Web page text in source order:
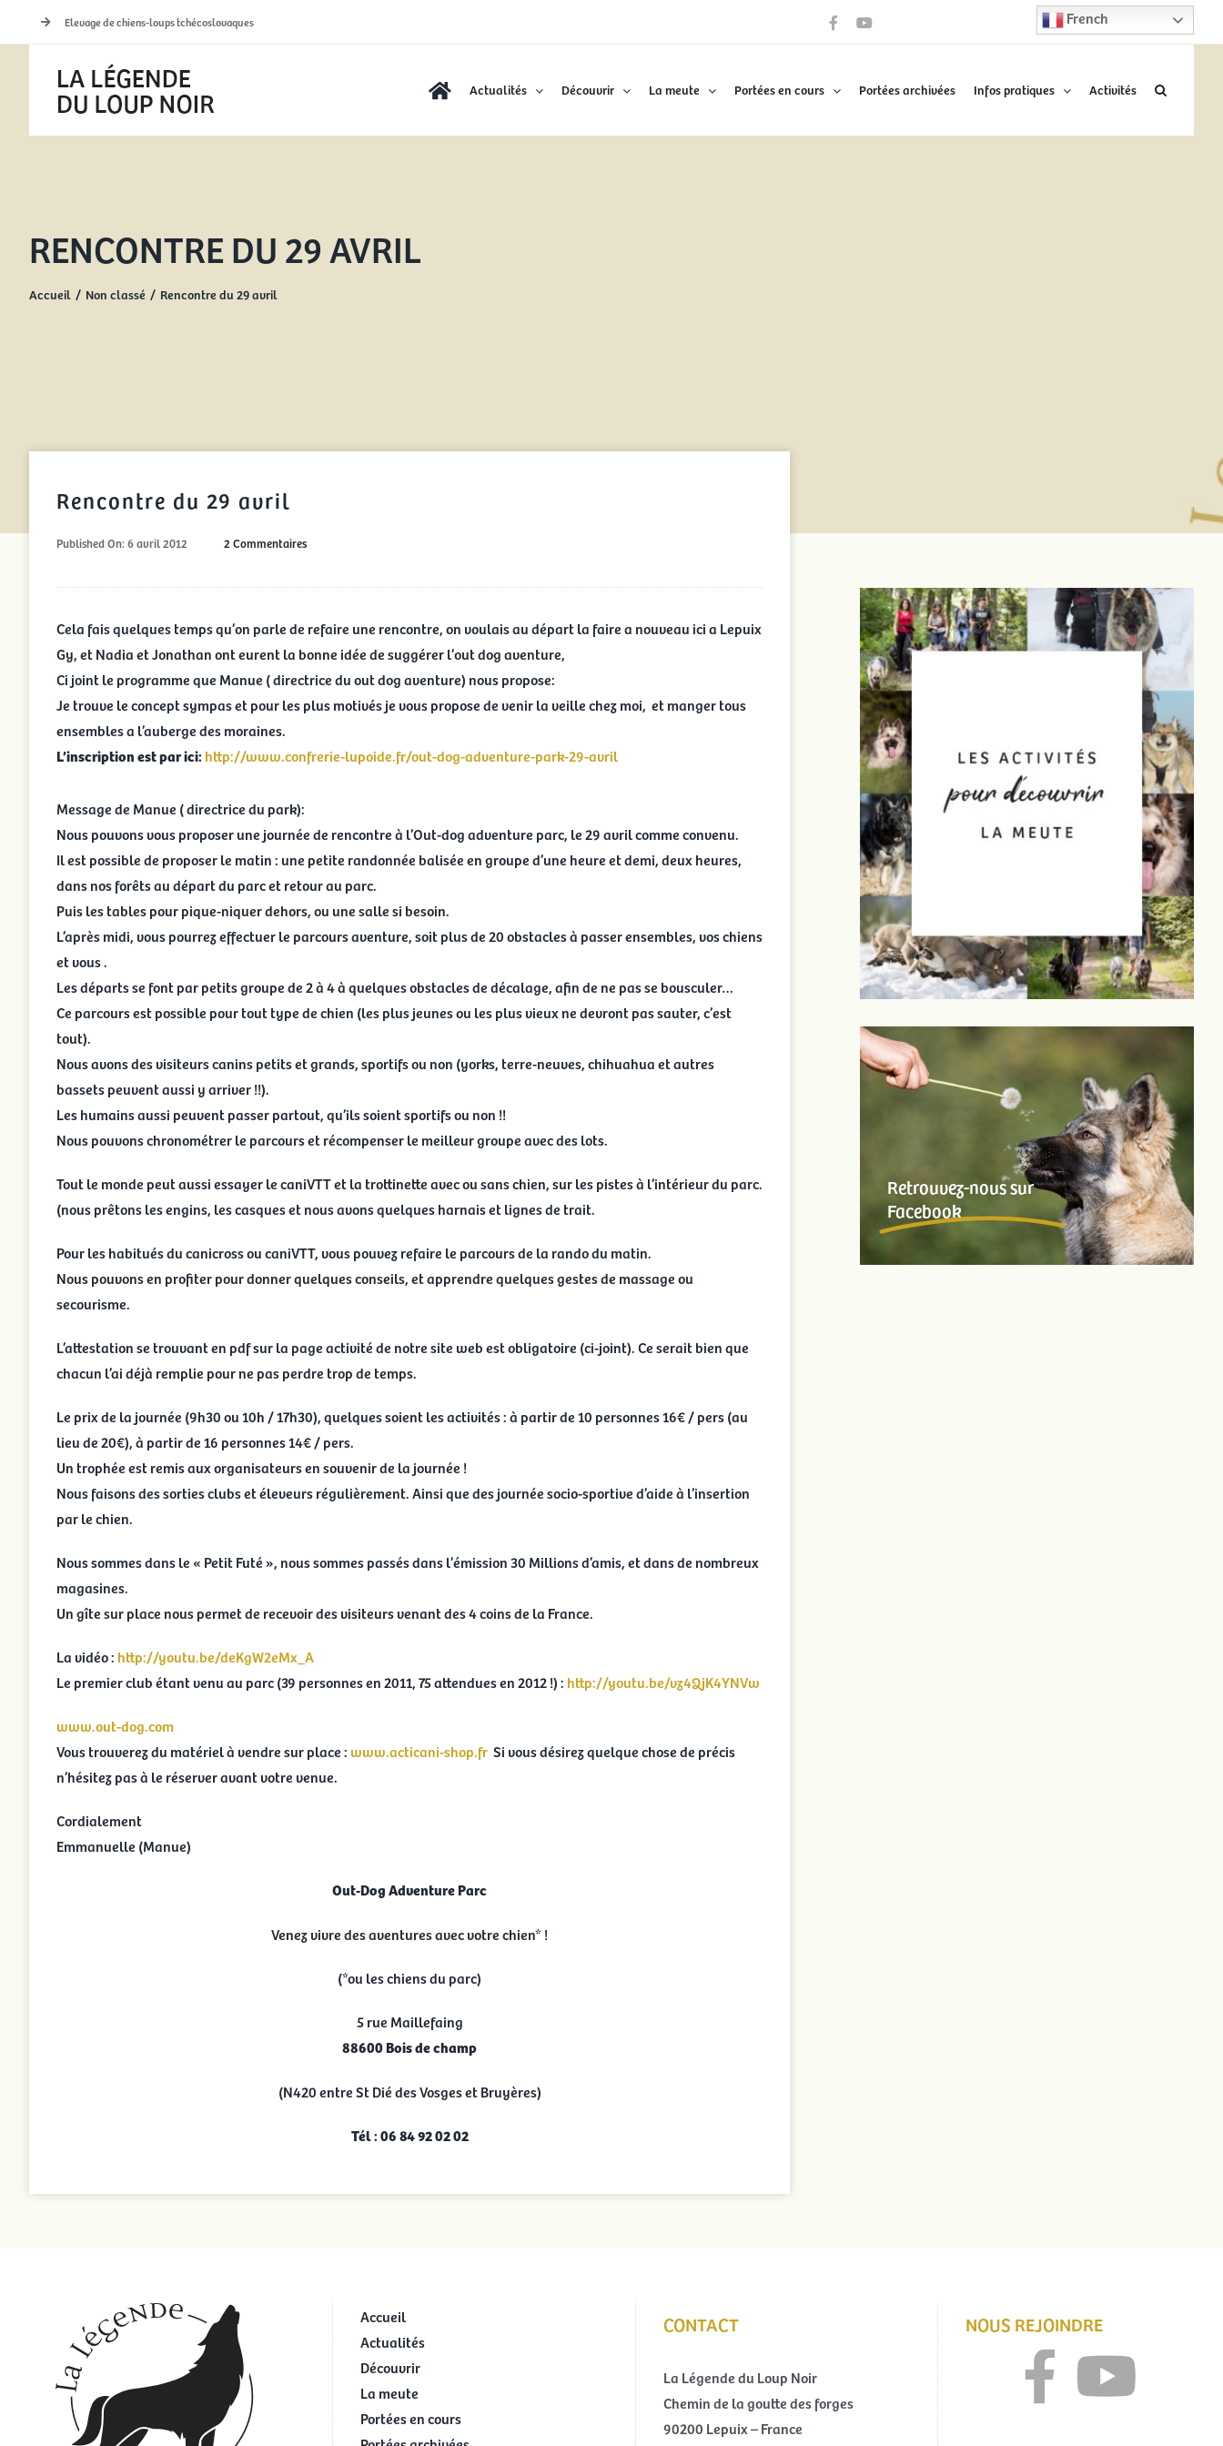
Elevage de chiens-loups tchécoslovaques French
Facebook
Actualités Découvrir La meute Portées en cours Portées archivées Infos pratiques Activités
RENCONTRE DU 29 AVRIL
Accueil Non classé Rencontre du 29 avril
Rencontre du 29 avril
Published On: 6 avril 2012 2 Commentaireson
29
Cela fais quelques temps qu’on parle de refaire une rencontre, on voulais au départ la faire a nouveau ici a Lepuix
Gy, et Nadia et Jonathan ont eurent la bonne idée de suggérer l’out dog aventure,
Ci joint le programme que Manue ( directrice du out dog aventure) nous propose:
Je trouve le concept sympas et pour les plus motivés je vous propose de venir la veille chez moi, et manger tous
ensembles a l’auberge des moraines.
L’inscription est par ici: http://www.confrerie-lupoide.fr/out-dog-adventure-park-29-avril
Message de Manue ( directrice du park):
Nous pouvons vous proposer une journée de rencontre à l’Out-dog adventure parc, le 29 avril comme convenu.
Il est possible de proposer le matin : une petite randonnée balisée en groupe d’une heure et demi, deux heures,
dans nos forêts au départ du parc et retour au parc.
Puis les tables pour pique-niquer dehors, ou une salle si besoin.
L’après midi, vous pourrez effectuer le parcours aventure, soit plus de 20 obstacles à passer ensembles, vos chiens
et vous .
Les départs se font par petits groupe de 2 à 4 à quelques obstacles de décalage, afin de ne pas se bousculer…
Ce parcours est possible pour tout type de chien (les plus jeunes ou les plus vieux ne devront pas sauter, c’est
tout).
Nous avons des visiteurs canins petits et grands, sportifs ou non (yorks, terre-neuves, chihuahua et autres
bassets peuvent aussi y arriver !!).
Les humains aussi peuvent passer partout, qu’ils soient sportifs ou non !!
Nous pouvons chronométrer le parcours et récompenser le meilleur groupe avec des lots.
Tout le monde peut aussi essayer le caniVTT et la trottinette avec ou sans chien, sur les pistes à l’intérieur du parc.
(nous prêtons les engins, les casques et nous avons quelques harnais et lignes de trait.
Pour les habitués du canicross ou caniVTT, vous pouvez refaire le parcours de la rando du matin.
Nous pouvons en profiter pour donner quelques conseils, et apprendre quelques gestes de massage ou
secourisme.
L’attestation se trouvant en pdf sur la page activité de notre site web est obligatoire (ci-joint). Ce serait bien que
chacun l’ai déjà remplie pour ne pas perdre trop de temps.
Le prix de la journée (9h30 ou 10h / 17h30), quelques soient les activités : à partir de 10 personnes 16€ / pers (au
lieu de 20€), à partir de 16 personnes 14€ / pers.
Un trophée est remis aux organisateurs en souvenir de la journée !
Nous faisons des sorties clubs et éleveurs régulièrement. Ainsi que des journée socio-sportive d’aide à l’insertion
par le chien.
Nous sommes dans le « Petit Futé », nous sommes passés dans l’émission 30 Millions d’amis, et dans de nombreux
magasines.
Un gîte sur place nous permet de recevoir des visiteurs venant des 4 coins de la France.
La vidéo : http://youtu.be/deKgW2eMx_A
Le premier club étant venu au parc (39 personnes en 2011, 75 attendues en 2012 !) : http://youtu.be/vz4QjK4YNVw
www.out-dog.com
Vous trouverez du matériel à vendre sur place : www.acticani-shop.frSi vous désirez quelque chose de précis
n’hésitez pas à le réserver avant votre venue.
Cordialement
Emmanuelle (Manue)
Out-Dog Adventure Parc
Venez vivre des aventures avec votre chien* !
(*ou les chiens du parc)
5 rue Maillefaing
88600 Bois de champ
(N420 entre St Dié des Vosges et Bruyères)
Tél : 06 84 92 02 02
Retrouvez-nous sur
Facebook
Accueil
Actualités
Découvrir
La meute
Portées en cours
CONTACT
La Légende du Loup Noir
Chemin de la goutte des forges
90200 Lepuix – France
NOUS REJOINDRE